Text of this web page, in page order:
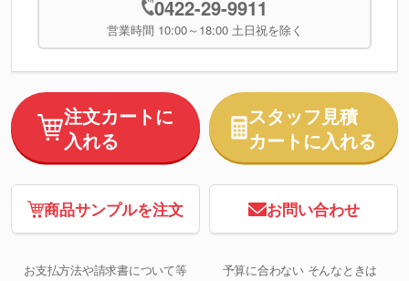
0422-29-9911
営業時間 10:00～18:00 土日祝を除く
注文カートに
入れる
スタッフ見積
カートに入れる
商品サンプルを注文 お問い合わせ
お支払方法や請求書について等 予算に合わない そんなときは